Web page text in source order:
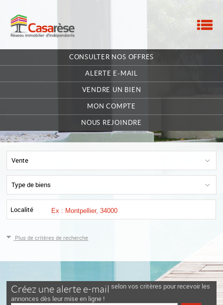
NOTRE RÉSEAU
MA SÉLECTION 0
POSTULEZ EN LIGNE
CONSULTER NOS OFFRES
ALERTE E-MAIL
VENDRE UN BIEN
MON COMPTE
NOUS REJOINDRE
Vente
Type de biens
Localité
Plus de critères de recherche
Créez une alerte e-mail selon vos critères pour recevoir les
annonces dès leur mise en ligne !